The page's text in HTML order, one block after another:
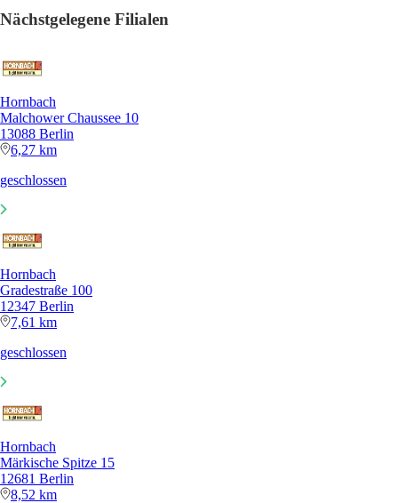
Nächstgelegene Filialen
Hornbach
Malchower Chaussee 10
13088 Berlin
6,27 km
geschlossen
Hornbach
Gradestraße 100
12347 Berlin
7,61 km
geschlossen
Hornbach
Märkische Spitze 15
12681 Berlin
8,52 km